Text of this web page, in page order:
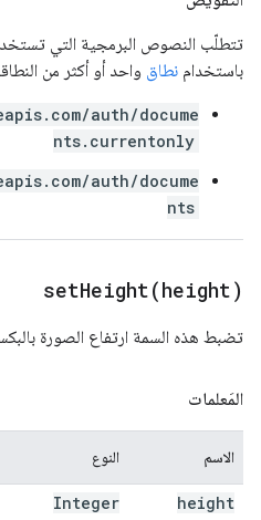
تتطلّب النصوص البرمجية التي
باستخدام نطاق واحد أو أكثر من
auth/docume
nts.currentonly
auth/docume
nts
setHeight(height)
تضبط هذه السمة ارتفاع الصورة
المَعلمات
الاسم النوع
height
Integer